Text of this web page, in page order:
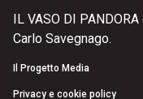
IL VASO DI
Carlo Savegnago.
Il Progetto Media
Privacy e cookie policy